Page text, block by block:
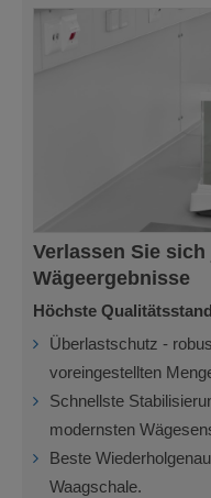
Verlassen Sie
Wägeergebnisse
Höchste
Überlastschutz -
voreingestellten
Schnellste
modernsten
Beste
Waagschale.